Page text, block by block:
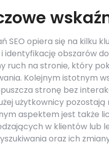
SEO opiera się na kilku
obszarów
ruch na stronie, który
Kolejnym istotnym
stronę bez
użytkownicy
aspektem jest także
w klientów lub
oraz ich